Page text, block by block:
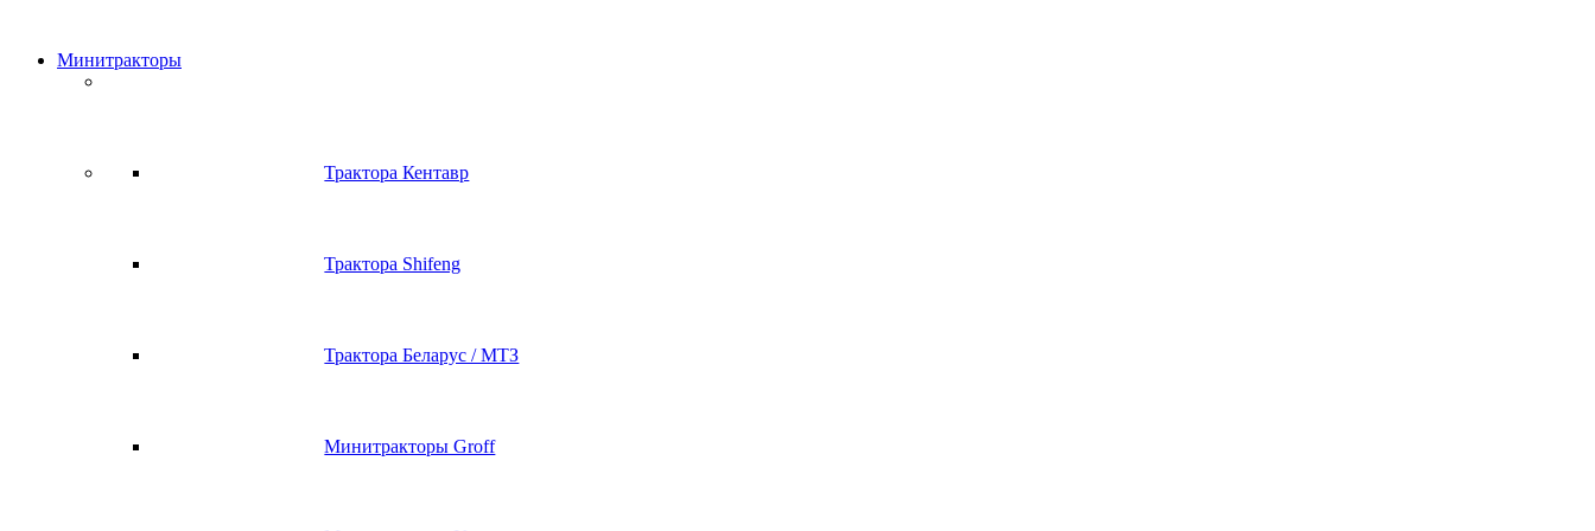
Минитракторы
Трактора Кентавр
Трактора Shifeng
Трактора Беларус / МТЗ
Минитракторы Groff